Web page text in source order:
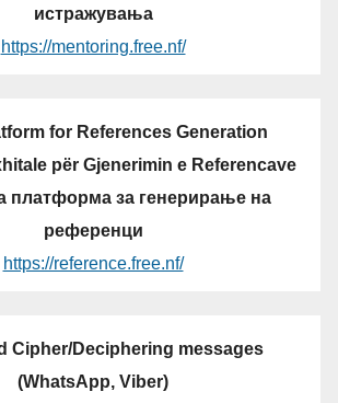
истражувања
https://mentoring.free.nf/
for References Generation
për Gjenerimin e Referencave
платформа за генерирање на
референци
https://reference.free.nf/
Cipher/Deciphering messages
(WhatsApp, Viber)